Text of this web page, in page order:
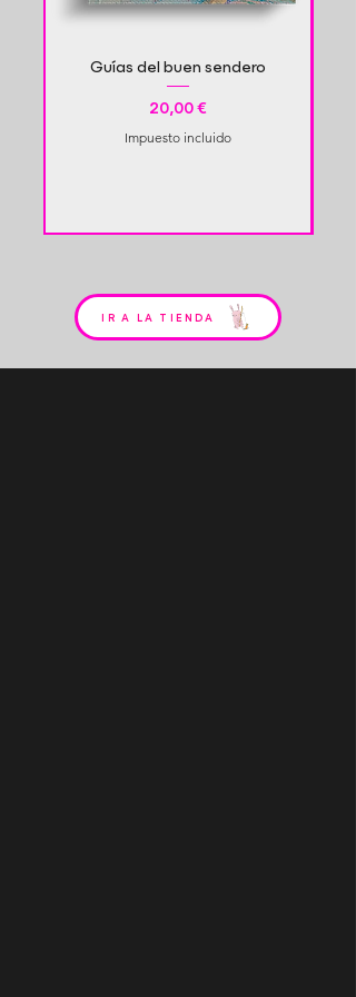
Guías del buen sendero
Precio
20,00 €
Impuesto incluido
IR A LA TIENDA